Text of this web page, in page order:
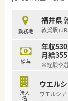
■充実し
があるのも
勤務地
福井県
敦賀駅
給与
年収
月給
※経験や
法人
名
ウエル
ウエルシ